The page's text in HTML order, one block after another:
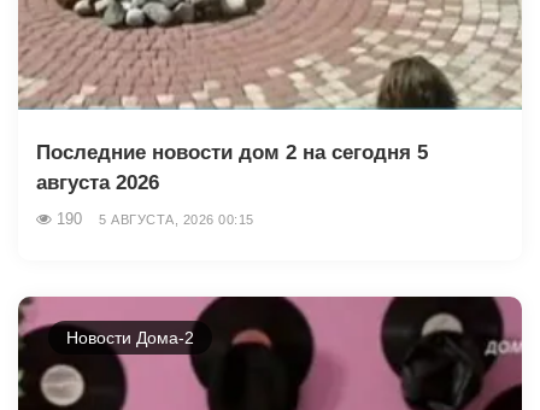
Последние новости дом 2 на сегодня 5
августа 2026
190 5 АВГУСТА, 2026 00:15
Новости Дома-2